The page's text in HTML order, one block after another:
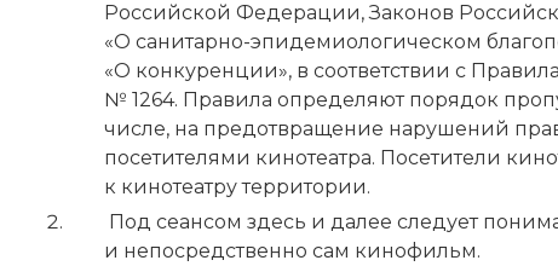
Российской Федерации, Законов
«О санитарно-эпидемиологическом
«О конкуренции», в соответствии с
№ 1264. Правила определяют порядок
числе, на предотвращение нарушений
посетителями кинотеатра. Посетители
к кинотеатру территории.
Под сеансом здесь и далее следует
и непосредственно сам кинофильм.